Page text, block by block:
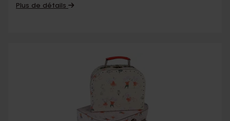
Plus de détails